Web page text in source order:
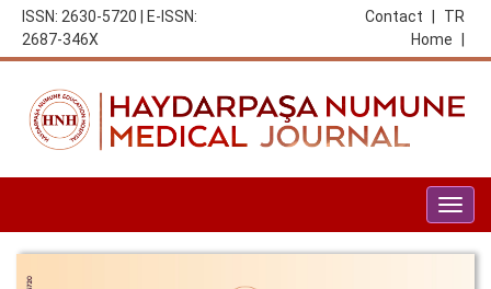
ISSN: 2630-5720 | E-ISSN:
2687-346X
TR
Contact
Home